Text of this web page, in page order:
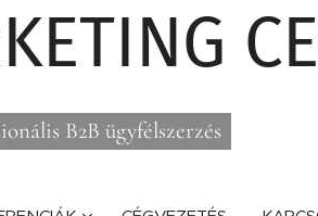
B2B ügyfélszerzés